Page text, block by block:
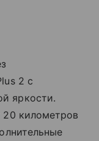
2 с
яркости.
20 километров